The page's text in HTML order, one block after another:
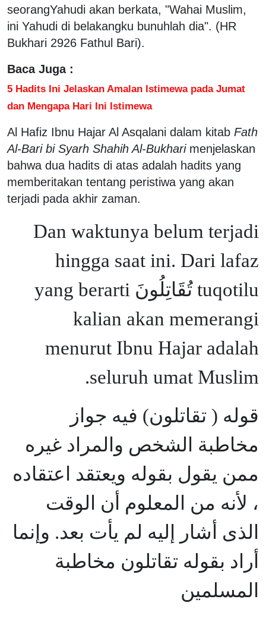
seorangYahudi akan berkata, "Wahai Muslim,
ini Yahudi di belakangku bunuhlah dia". (HR
Bukhari 2926 Fathul Bari).
Baca Juga :
5 Hadits Ini Jelaskan Amalan Istimewa pada Jumat
dan Mengapa Hari Ini Istimewa
Al Hafiz Ibnu Hajar Al Asqalani dalam kitab Fath
Al-Bari bi Syarh Shahih Al-Bukharimenjelaskan
bahwa dua hadits di atas adalah hadits yang
memberitakan tentang peristiwa yang akan
terjadi pada akhir zaman.
Dan waktunya belum terjadi
hingga saat ini. Dari lafaz
tuqotilu تُقَاتِلُونَ yang berarti
kalian akan memerangi
menurut Ibnu Hajar adalah
seluruh umat Muslim.
قوله ( تقاتلون) فيه جواز
مخاطبة الشخص والمراد غيره
ممن يقول بقوله ويعتقد اعتقاده
، لأنه من المعلوم أن الوقت
الذى أشار إليه لم يأت بعد. وإنما
أراد بقوله تقاتلون مخاطبة
المسلمين